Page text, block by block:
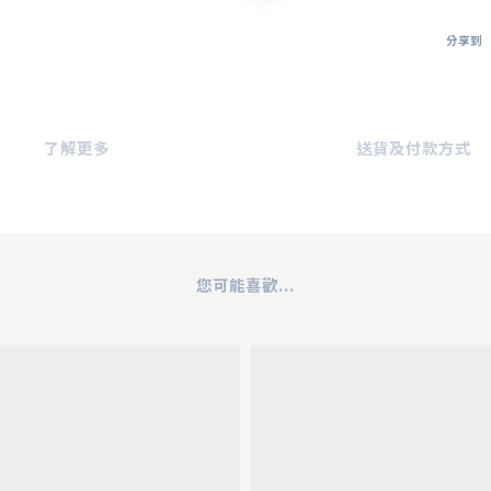
分享到
了解更多 送貨及付款方式
您可能喜歡...